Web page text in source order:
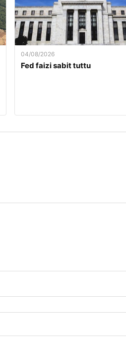
04/08/2026
Fed faizi sabit tuttu